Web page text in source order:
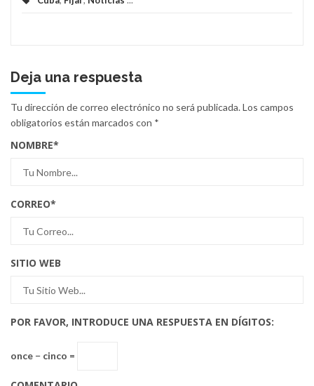
Deja una respuesta
Tu dirección de correo electrónico no será publicada.Los campos
obligatorios están marcados con *
NOMBRE*
CORREO*
SITIO WEB
POR FAVOR, INTRODUCE UNA RESPUESTA EN DÍGITOS:
once − cinco =